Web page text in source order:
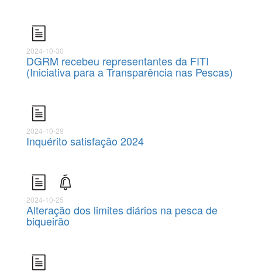
2024-10-30
DGRM recebeu representantes da FITI
(Iniciativa para a Transparência nas Pescas)
2024-10-29
Inquérito satisfação 2024
2024-10-25
Alteração dos limites diários na pesca de
biqueirão